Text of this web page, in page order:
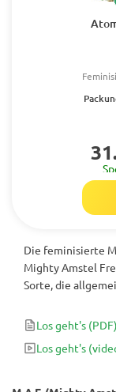
Die feminisierte
Mighty Amstel
Sorte, die
Wirkung beliebt
Myrcen gefüllte
riechen und
Ihrem Hals ist.
beginnt und
Los geht's (PDF)
Los geht's